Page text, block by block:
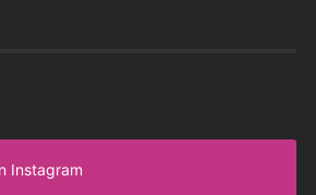
Instagram